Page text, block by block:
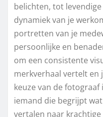
belichten, tot
dynamiek van je
portretten van je
persoonlijke en
om een consistente
merkverhaal vertelt en
keuze van de
iemand die begrijpt
vertalen naar